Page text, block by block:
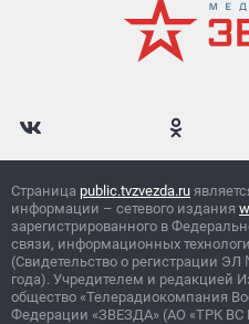
Страница public.tvzvezda.ru
информации – сетевого издания
зарегистрированного в
связи, информационных
(Свидетельство о регистрации ЭЛ
года). Учредителем и редакцией
общество «Телерадиокомпания
Федерации «ЗВЕЗДА» (АО «ТРК ВС